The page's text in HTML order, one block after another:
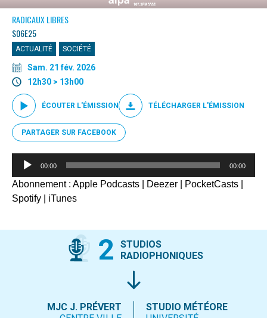
RADICAUX LIBRES
S06E25
ACTUALITÉ SOCIÉTÉ
Sam. 21 fév. 2026
12h30 > 13h00
ÉCOUTER L'ÉMISSION TÉLÉCHARGER L'ÉMISSION
PARTAGER SUR FACEBOOK
Lecteur
00:00 00:00
Abonnement : Apple Podcasts Deezer PocketCasts
Spotify
iTunes
2
STUDIOS
RADIOPHONIQUES
MJC J. PRÉVERT
STUDIO MÉTÉORE